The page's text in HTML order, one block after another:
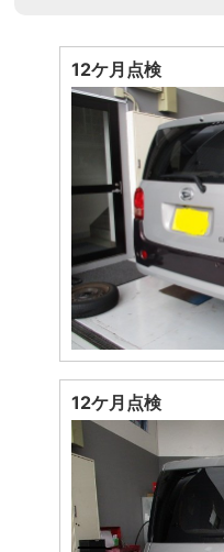
12ケ月点検
12ケ月点検